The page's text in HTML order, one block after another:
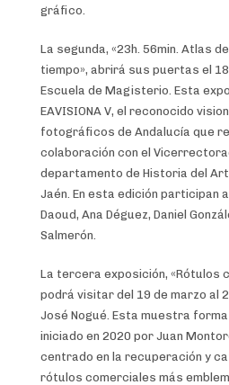
gráfico.
La segunda, «23h. 56min. Atlas
tiempo», abrirá sus puertas el
Escuela de Magisterio. Esta
EAVISIONA V, el reconocido
fotográficos de Andalucía que
colaboración con el
departamento de Historia del
Jaén. En esta edición participan
Daoud, Ana Déguez, Daniel
Salmerón.
La tercera exposición, «Rótulos
podrá visitar del 19 de marzo al
José Nogué. Esta muestra
iniciado en 2020 por Juan
centrado en la recuperación y
rótulos comerciales más